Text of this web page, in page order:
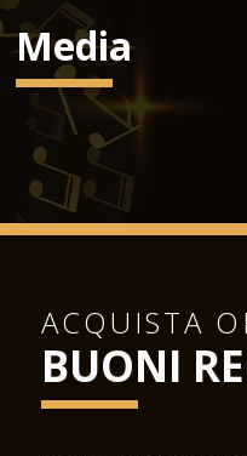
Media
ACQUISTA
BUONI